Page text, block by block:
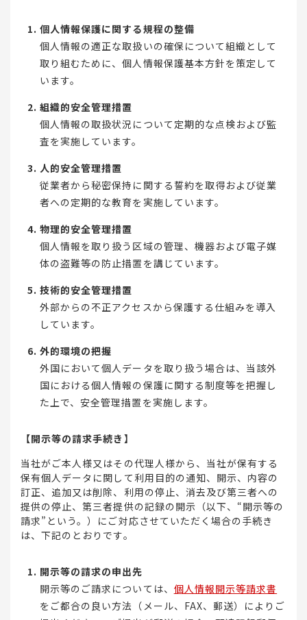
個人情報保護に関する規程の整備
個人情報の適正な取扱いの確保について組織として
取り組むために、個人情報保護基本方針を策定して
います。
組織的安全管理措置
個人情報の取扱状況について定期的な点検および監
査を実施しています。
人的安全管理措置
従業者から秘密保持に関する誓約を取得および従業
者への定期的な教育を実施しています。
物理的安全管理措置
個人情報を取り扱う区域の管理、機器および電子媒
体の盗難等の防止措置を講じています。
技術的安全管理措置
外部からの不正アクセスから保護する仕組みを導入
しています。
外的環境の把握
外国において個人データを取り扱う場合は、当該外
国における個人情報の保護に関する制度等を把握し
た上で、安全管理措置を実施します。
【開示等の請求手続き】
当社がご本人様又はその代理人様から、当社が保有する
保有個人データに関して利用目的の通知、開示、内容の
訂正、追加又は削除、利用の停止、消去及び第三者への
提供の停止、第三者提供の記録の開示（以下、“開示等の
請求”という。）にご対応させていただく場合の手続き
は、下記のとおりです。
開示等の請求の申出先
開示等のご請求については、 個人情報開示等請求書
をご都合の良い方法（メール、FAX、郵送）によりご